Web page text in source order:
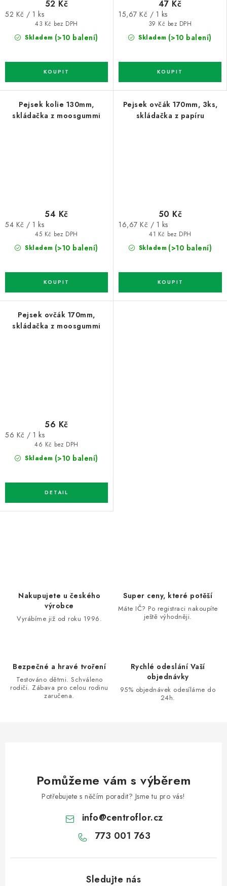
Skladem (>10 balení)
43 Kč bez DPH
52 Kč
Měrná
52 Kč / 1 ks
Skladem (>10 balení)
39 Kč bez DPH
47 Kč
Měrná
15,67 Kč / 1 ks
Pejsek kolie 130mm,
skládačka z moosgummi
Skladem (>10 balení)
45 Kč bez DPH
54 Kč
Měrná
54 Kč / 1 ks
Pejsek ovčák 170mm, 3ks,
skládačka z papíru
Skladem (>10 balení)
41 Kč bez DPH
50 Kč
Měrná
16,67 Kč / 1 ks
Pejsek ovčák 170mm,
skládačka z moosgummi
Skladem (>10 balení)
46 Kč bez DPH
56 Kč
Měrná
56 Kč / 1 ks
k
Nakupujete u českého
výrobce
Vyrábíme již od roku 1996.
Super ceny, které potěší
Máte IČ? Po registraci nakoupíte
ještě výhodněji.
Bezpečné a hravé tvoření
Testováno dětmi. Schváleno
rodiči. Zábava pro celou rodinu
zaručena.
Rychlé odeslání Vaší
objednávky
95% objednávek odesíláme do
24h.
Pomůžeme vám s výběrem
Potřebujete s něčím poradit? Jsme tu pro vás!
info@centroflor.cz
773 001 763